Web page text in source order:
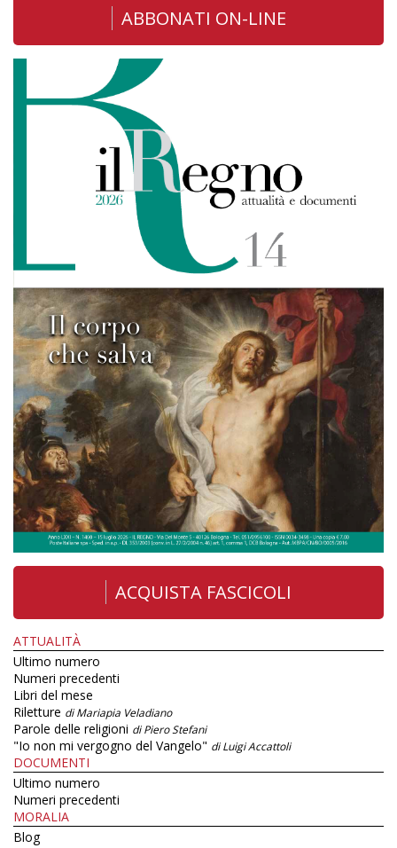
ABBONATI ON-LINE
ACQUISTA FASCICOLI
ATTUALITÀ
Ultimo numero
Numeri precedenti
Libri del mese
Riletture di Mariapia Veladiano
Parole delle religioni di Piero Stefani
"Io non mi vergogno del Vangelo" di Luigi Accattoli
DOCUMENTI
Ultimo numero
Numeri precedenti
MORALIA
Blog